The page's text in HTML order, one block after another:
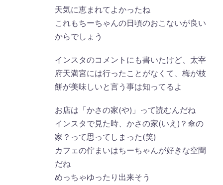
天気に恵まれてよかったね
これもちーちゃんの日頃のおこないが良い
からでしょう
インスタのコメントにも書いたけど、太宰
府天満宮には行ったことがなくて、梅が枝
餅が美味しいと言う事は知ってるよ
お店は「かさの家(や)」って読むんだね
インスタで見た時、かさの家(いえ)？傘の
家？って思ってしまった(笑)
カフェの佇まいはちーちゃんが好きな空間
だね
めっちゃゆったり出来そう